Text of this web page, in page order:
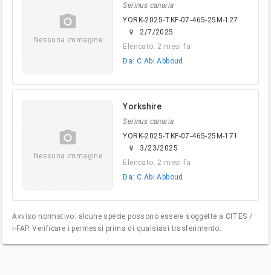
camera_alt
Nessuna immagine
Serinus canaria
YORK-2025-TKF-07-465-25M-127
female
2/7/2025
Elencato: 2 mesi fa
Da: C Abi Abboud
camera_alt
Nessuna immagine
Yorkshire
Serinus canaria
YORK-2025-TKF-07-465-25M-171
female
3/23/2025
Elencato: 2 mesi fa
Da: C Abi Abboud
Avviso normativo: alcune specie possono essere soggette a CITES /
i-FAP. Verificare i permessi prima di qualsiasi trasferimento.